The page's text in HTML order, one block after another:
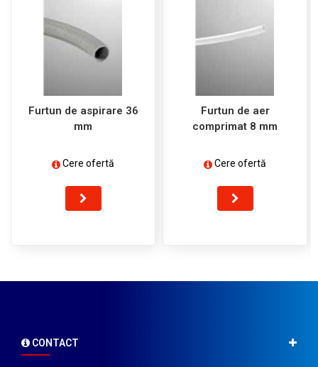
Furtun de aspirare 36
mm
Cere ofertă
Furtun de aer
comprimat 8 mm
Cere ofertă
CONTACT